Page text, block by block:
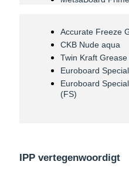
Accurate Freeze
CKB Nude aqua
Twin Kraft
Euroboard
Euroboard
(FS)
IPP vertegenwoordigt